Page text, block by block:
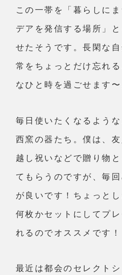
この一帯を「暮らしに
デアを発信する場所」
せたそうです。長閑な
常をちょっとだけ忘れ
なひと時を過ごせます〜
毎日使いたくなるよう
西窯の器たち。僕は、
越し祝いなどで贈り物
てもらうのですが、毎
が良いです！ちょっと
何枚かセットにしてプ
れるのでオススメです！
最近は都会のセレクト